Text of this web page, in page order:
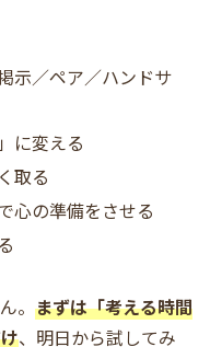
示／ペア／ハンドサ
に変える
取る
心の準備をさせる
。 まずは「考える時間
、明日から試してみ